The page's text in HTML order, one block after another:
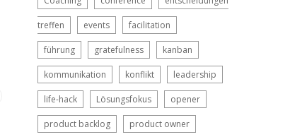
treffen events facilitation
führung gratefulness kanban
kommunikation konflikt leadership
life-hack Lösungsfokus opener
product backlog product owner